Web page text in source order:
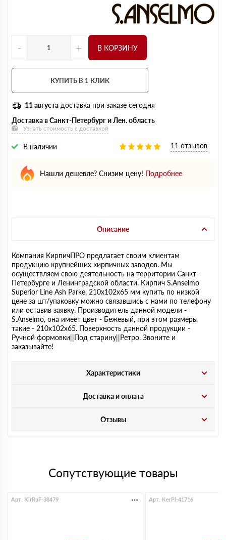
- + В КОРЗИНУ
КУПИТЬ В 1 КЛИК
11 августа доставка при заказе сегодня
Доставка в Санкт-Петербург и Лен. область
Узнать стоимость с доставкой
В наличии 11 отзывов
Нашли дешевле? Снизим цену! Подробнее
Описание
Компания КирпичПРО предлагает своим клиентам
продукцию крупнейших кирпичных заводов. Мы
осуществляем свою деятельность на территории Санкт-
Петербурге и Ленинградской области. Кирпич S.Anselmo
Superior Line Ash Parke, 210х102х65 мм купить по низкой
цене за шт/упаковку можно связавшись с нами по телефону
или оставив заявку. Производитель данной модели -
S.Anselmo, она имеет цвет - Бежевый, при этом размеры
такие - 210х102х65. Поверхность данной продукции -
Ручной формовки||Под старину||Ретро. Звоните и
заказывайте!
Характеристики
Доставка и оплата
Отзывы
Сопутствующие товары
Арт. KirRuF-38479 Арт. KerPl-41716